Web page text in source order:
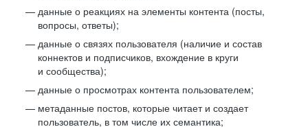
данные о реакциях на элементы контента (посты,
вопросы, ответы);
данные о связях пользователя (наличие и состав
коннектов и подписчиков, вхождение в круги
и сообщества);
данные о просмотрах контента пользователем;
метаданные постов, которые читает и создает
пользователь, в том числе их семантика;